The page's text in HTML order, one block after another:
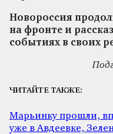
Новороссия
на фронте и
событиях в своих
ЧИТАЙТЕ ТАКЖЕ:
Марьинку прошли,
уже в Авдеевке,